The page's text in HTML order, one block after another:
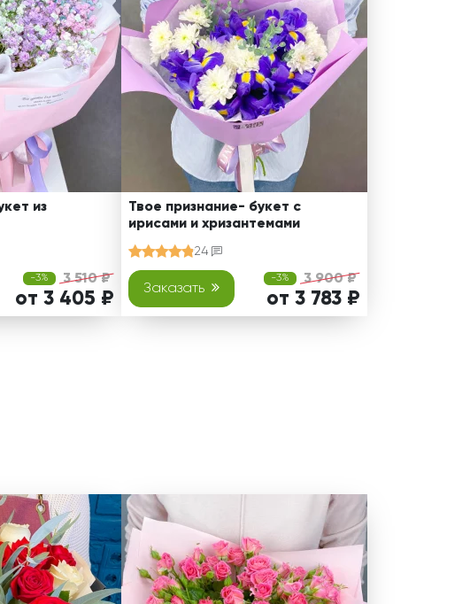
из
-3% 3 510 ₽
от 3 405 ₽
Твое признание- букет с
ирисами и хризантемами
24
Заказать
-3% 3 900 ₽
от 3 783 ₽